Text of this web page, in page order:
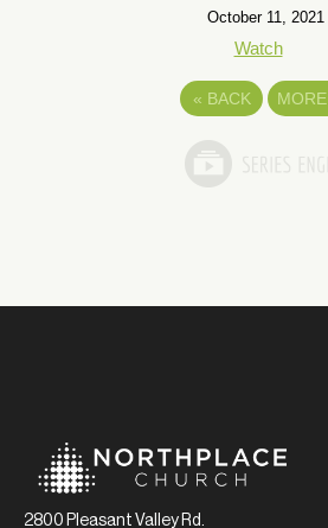
October 11, 2021
Watch
« BACK MORE
2800 Pleasant Valley Rd.